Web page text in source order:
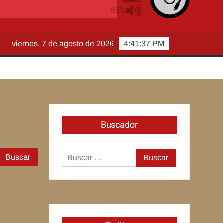
4:41:38 PM
viernes, 7 de agosto de 2026
Buscar:
Buscador
Buscar: